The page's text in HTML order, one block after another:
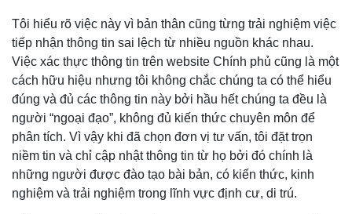
Tôi hiểu rõ việc này vì bản thân cũng từng trải nghiệm việc
tiếp nhận thông tin sai lệch từ nhiều nguồn khác nhau.
Việc xác thực thông tin trên website Chính phủ cũng là một
cách hữu hiệu nhưng tôi không chắc chúng ta có thể hiểu
đúng và đủ các thông tin này bởi hầu hết chúng ta đều là
người “ngoại đạo”, không đủ kiến thức chuyên môn để
phân tích. Vì vậy khi đã chọn đơn vị tư vấn, tôi đặt trọn
niềm tin và chỉ cập nhật thông tin từ họ bởi đó chính là
những người được đào tạo bài bản, có kiến thức, kinh
nghiệm và trải nghiệm trong lĩnh vực định cư, di trú.